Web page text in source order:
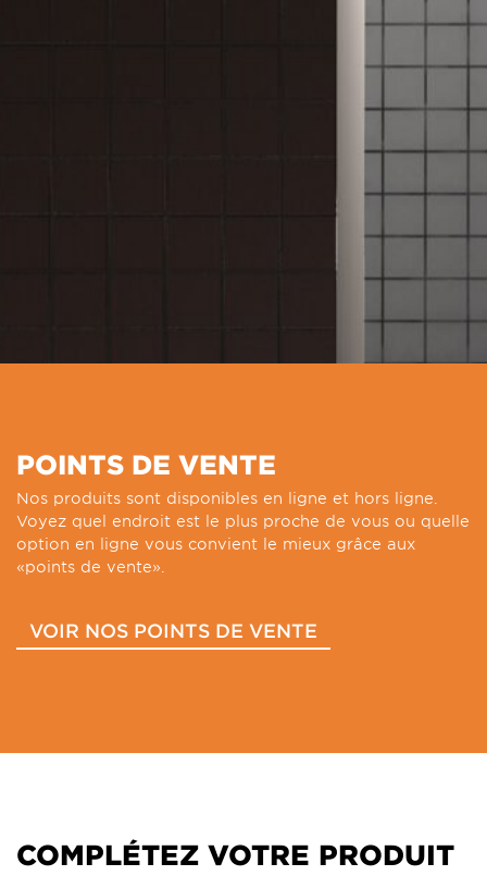
POINTS DE VENTE
Nos produits sont disponibles en ligne et hors ligne.
Voyez quel endroit est le plus proche de vous ou quelle
option en ligne vous convient le mieux grâce aux
«points de vente».
VOIR NOS POINTS DE VENTE
COMPLÉTEZ VOTRE PRODUIT